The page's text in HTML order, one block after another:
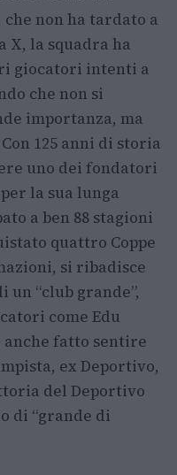
non ha tardato a
X, la squadra ha
giocatori intenti a
che non si
importanza, ma
125 anni di storia
uno dei fondatori
la sua lunga
a ben 88 stagioni
quattro Coppe
si ribadisce
“club grande”,
come Edu
anche fatto sentire
ex Deportivo,
del Deportivo
di “grande di